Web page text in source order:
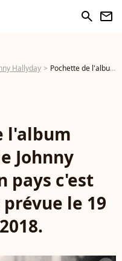
search newsletter
Hallyday Pochette de l'album posthume de Johnny Hallyday, "Mon pays c'est l'amour", sortie prévue le 19 octobre 2018. - Photo
l'album
Johnny
pays c'est
le 19